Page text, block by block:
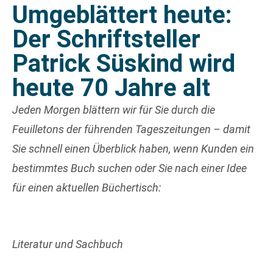
Umgeblättert heute:
Der Schriftsteller
Patrick Süskind wird
heute 70 Jahre alt
Jeden Morgen blättern wir für Sie durch die
Feuilletons der führenden Tageszeitungen – damit
Sie schnell einen Überblick haben, wenn Kunden ein
bestimmtes Buch suchen oder Sie nach einer Idee
für einen aktuellen Büchertisch:
Literatur und Sachbuch